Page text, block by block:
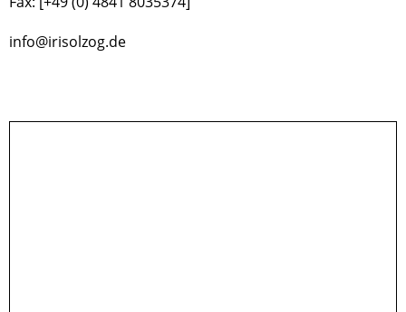
info@irisolzog.de